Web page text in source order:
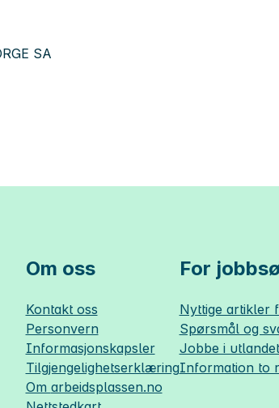
SA
Om oss
Kontakt oss
Personvern
Informasjonskapsler
Tilgjengelighetserklæring
Om arbeidsplassen.no
For
Nyttige artikler
Spørsmål og
Jobbe i
Information to